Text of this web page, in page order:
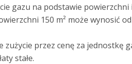
gazu na podstawie
150 m² może wynosić od
zużycie przez cenę za jednostkę
stałe.